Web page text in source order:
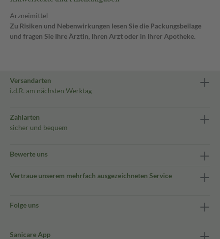
Arzneimittel
Zu Risiken und Nebenwirkungen lesen Sie die Packungsbeilage
und fragen Sie Ihre Ärztin, Ihren Arzt oder in Ihrer Apotheke.
Versandarten
i.d.R. am nächsten Werktag
Zahlarten
sicher und bequem
Bewerte uns
Vertraue unserem mehrfach ausgezeichneten Service
Folge uns
Sanicare App